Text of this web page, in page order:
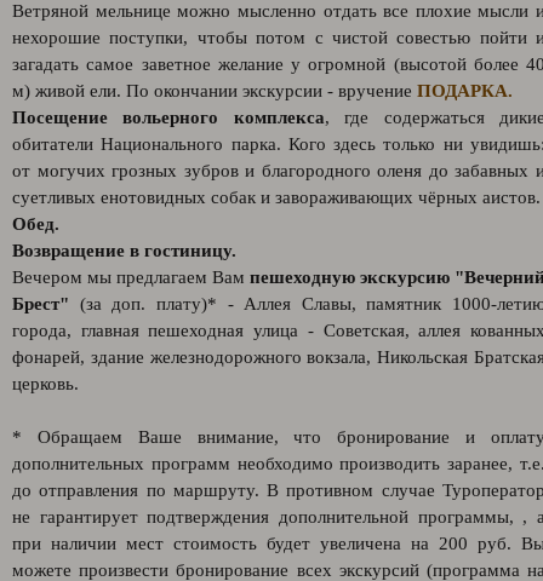
Ветряной мельнице можно мысленно отдать все плохие мысли
нехорошие поступки, чтобы потом с чистой совестью пойти
загадать самое заветное желание у огромной (высотой более
м) живой ели. По окончании экскурсии - вручение ПОДАРКА.
Посещение вольерного комплекса, где содержаться
обитатели Национального парка. Кого здесь только ни
от могучих грозных зубров и благородного оленя до забавных
суетливых енотовидных собак и завораживающих чёрных аистов.
Обед.
Возвращение в гостиницу.
Вечером мы предлагаем Вам пешеходную экскурсию
Брест" (за доп. плату)* - Аллея Славы, памятник 1000-
города, главная пешеходная улица - Советская, аллея
фонарей, здание железнодорожного вокзала, Никольская
церковь.
* Обращаем Ваше внимание, что бронирование и
дополнительных программ необходимо производить заранее,
до отправления по маршруту. В противном случае
не гарантирует подтверждения дополнительной программы, ,
при наличии мест стоимость будет увеличена на 200 руб.
можете произвести бронирование всех экскурсий (программа